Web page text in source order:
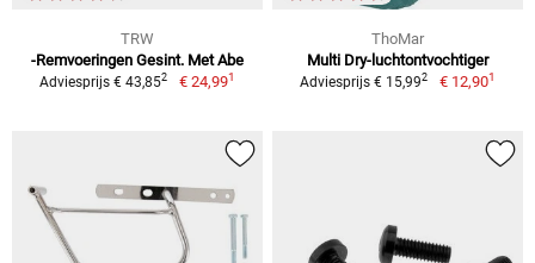
TRW
-Remvoeringen Gesint. Met Abe
Adviesprijs € 43,852 € 24,991
ThoMar
Multi Dry-luchtontvochtiger
Adviesprijs € 15,992 € 12,901